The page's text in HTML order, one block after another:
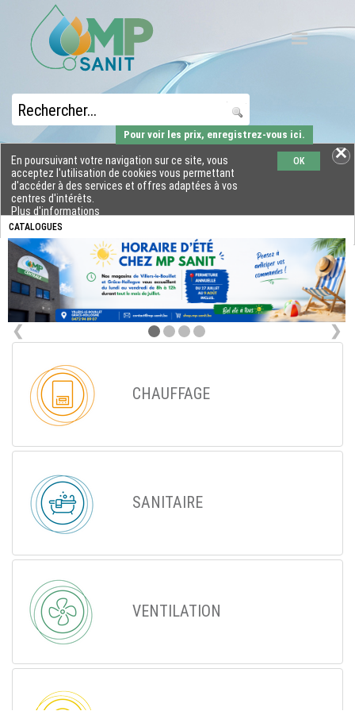
CATALOGUES
En poursuivant votre navigation sur ce site, vous
acceptez l'utilisation de cookies vous permettant
d'accéder à des services et offres adaptées à vos
centres d'intérêts.
Plus d'informations
OK
Pour voir les prix, enregistrez-vous ici.